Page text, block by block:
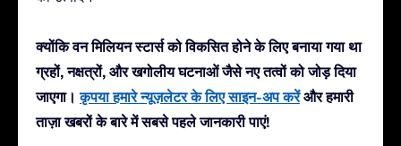
क्योंकि वन मिलियन स्टार्स को विकसित होने के लिए बनाया गया था
ग्रहों, नक्षत्रों, और खगोलीय घटनाओं जैसे नए तत्वों को जोड़ दिया
जाएगा।कृपया हमारे न्यूज़लेटर के लिए साइन-अप करेंऔर हमारी
ताज़ा खबरों के बारे में सबसे पहले जानकारी पाएं!